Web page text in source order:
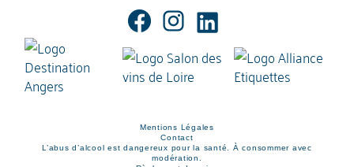
Mentions Légales
Contact
L’abus d’alcool est dangereux pour la santé. À consommer avec
modération.